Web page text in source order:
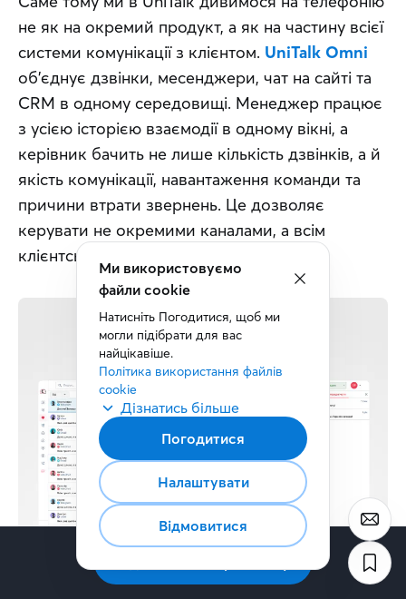
не як на окремий продукт, а як на частину всієї
системи комунікації з клієнтом. UniTalk Omni
об'єднує дзвінки, месенджери, чат на сайті та
CRM в одному середовищі. Менеджер працює
з усією історією взаємодії в одному вікні, а
керівник бачить не лише кількість дзвінків, а й
якість комунікації, навантаження команди та
причини втрати звернень. Це дозволяє
керувати не окремими каналами, а всім
клієнтським шляхом.
Команда росте, зберігаючи стандарт сервісу, а